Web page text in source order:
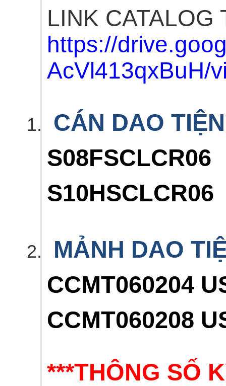
LINK CATALOG
https://
AcVl413qxBuH/
CÁN DAO
S08FSCLCR06
S10HSCLCR06
MẢNH DAO
CCMT060204
CCMT060208
***THÔNG SỐ